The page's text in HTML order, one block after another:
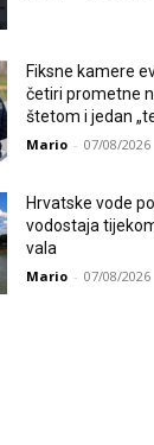
Fiksne kamere
četiri prometne
štetom i jedan
Mario - 07/08/2026
Hrvatske vode
vodostaja
vala
Mario - 07/08/2026